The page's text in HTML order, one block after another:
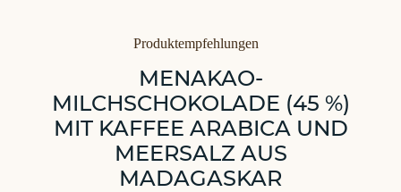
Kategorien
Produktempfehlungen
MENAKAO-
MILCHSCHOKOLADE (45 %)
MIT KAFFEE ARABICA UND
MEERSALZ AUS
MADAGASKAR